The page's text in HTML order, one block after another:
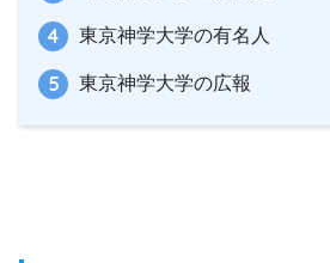
東京神学大学の有名人
東京神学大学の広報